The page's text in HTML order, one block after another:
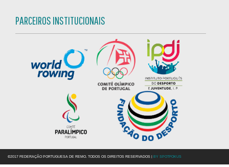
PARCEIROS INSTITUCIONAIS
©2017 FEDERAÇÃO PORTUGUESA DE REMO. TODOS OS DIREITOS RESERVADOS | BY SPOTFOKUS